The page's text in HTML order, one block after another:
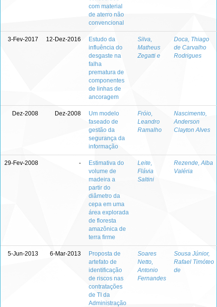
com material
de aterro não
convencional
3-Fev-2017 12-Dez-2016
Estudo da
influência do
desgaste na
falha
prematura de
componentes
de linhas de
ancoragem
Silva,
Matheus
Zegatti e
Doca, Thiago
de Carvalho
Rodrigues
Dez-2008 Dez-2008
Um modelo
faseado de
gestão da
segurança da
informação
Fróio,
Leandro
Ramalho
Nascimento,
Anderson
Clayton Alves
29-Fev-2008 -
Estimativa do
volume de
madeira a
partir do
diâmetro da
cepa em uma
área explorada
de floresta
amazônica de
terra firme
Leite,
Flávia
Saltini
Rezende, Alba
Valéria
5-Jun-2013 6-Mar-2013
Proposta de
artefato de
identificação
de riscos nas
contratações
de TI da
Administração
Soares
Netto,
Antonio
Fernandes
Sousa Júnior,
Rafael Timóteo
de